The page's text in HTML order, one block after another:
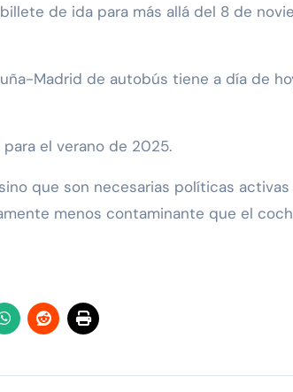
de ida para más allá del 8 de
Madrid de autobús tiene a día de
el verano de 2025.
que son necesarias políticas
menos contaminante que el